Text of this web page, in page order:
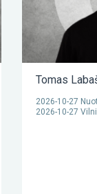
Tomas
2026-10-27
2026-10-27